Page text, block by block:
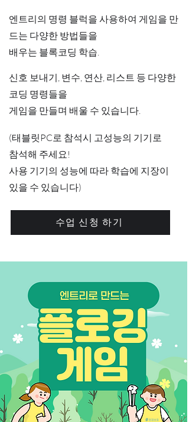
엔트리의 명령 블럭을 사용하여 게임을 만
드는 다양한 방법들을
​배우는 블록코딩 학습.
신호 보내기, 변수, 연산, 리스트 등 다양한
코딩 명령들을
​게임을 만들며 배울 수 있습니다.
(태블릿PC로 참석시 고성능의 기기로
참석해 주세요!
사용 기기의 성능에 따라 학습에 지장이
있을 수 있습니다)
수업 신청 하기